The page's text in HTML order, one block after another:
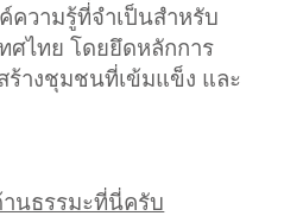
วามรู้ที่จำเป็นสำหรับ
ศไทย โดยยึดหลักการ
ร้างชุมชนที่เข้มแข็ง และ
นธรรมะที่นี่ครับ